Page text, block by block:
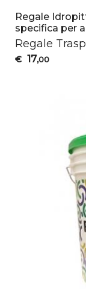
Regale
specifica per
Regale
€ 17,00